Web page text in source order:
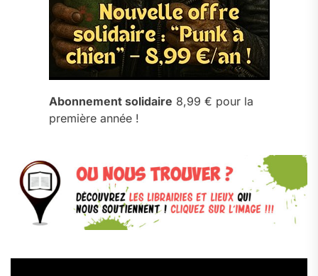
Abonnement solidaire 8,99 € pour la
première année !